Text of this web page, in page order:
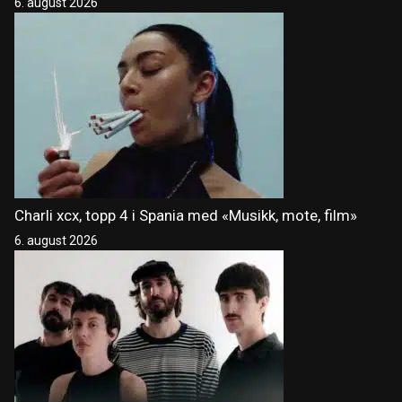
Charli xcx, topp 4 i Spania med «Musikk, mote, film»
6. august 2026